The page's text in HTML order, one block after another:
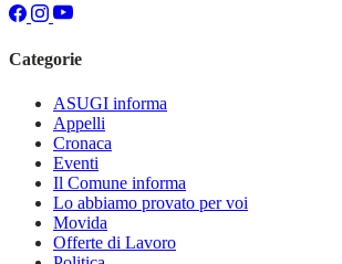
Categorie
ASUGI informa
Appelli
Cronaca
Eventi
Il Comune informa
Lo abbiamo provato per voi
Movida
Offerte di Lavoro